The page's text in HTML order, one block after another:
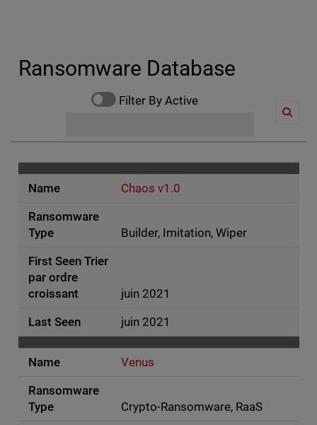
Ransomware Database
Filter By Active
Chaos v1.0
Builder, Imitation, Wiper
juin 2021
juin 2021
Venus
Crypto-Ransomware, RaaS